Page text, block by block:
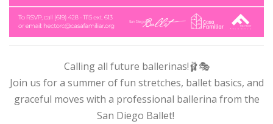
Calling all future ballerinas!🩰🎭
Join us for a summer of fun stretches, ballet basics, and
graceful moves with a professional ballerina from the
San Diego Ballet!